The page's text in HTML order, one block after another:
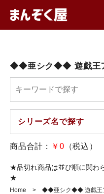
まんぞく
◆◆亜シク◆◆ 遊戯王
商品合計： ￥0 （税込）
★品切れ商品は並び順に関わ
★
Home ◆◆亜シク◆◆ 遊戯王